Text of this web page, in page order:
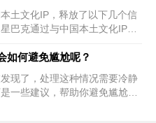
土文化IP，释放了以下几个信
巴克通过与中国本土文化IP的
如何避免尴尬呢？
现了，处理这种情况需要冷静
一些建议，帮助你避免尴尬并